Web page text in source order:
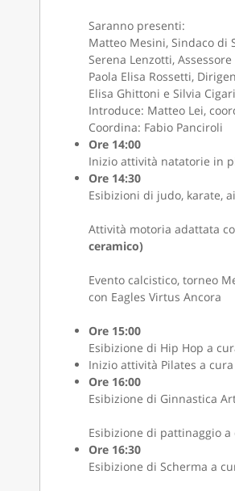
Saranno presenti:
Matteo Mesini, Sindaco di
Serena Lenzotti,
Paola Elisa Rossetti,
Elisa Ghittoni e Silvia
Introduce: Matteo Lei,
Coordina: Fabio Panciroli
Ore 14:00
Inizio attività natatorie in
Ore 14:30
Esibizioni di judo, karate,
Attività motoria adattata
ceramico)
Evento calcistico, torneo
con Eagles Virtus Ancora
Ore 15:00
Esibizione di Hip Hop a
Inizio attività Pilates a
Ore 16:00
Esibizione di Ginnastica
Esibizione di pattinaggio a
Ore 16:30
Esibizione di Scherma a